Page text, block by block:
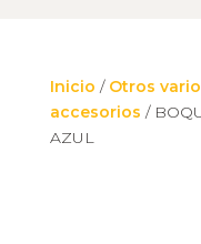
Inicio / Otros
accesorios /
AZUL